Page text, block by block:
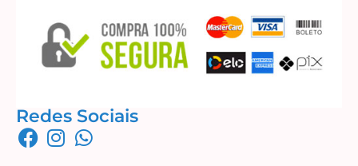
Redes Sociais